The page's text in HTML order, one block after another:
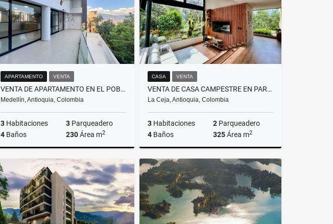
APARTAMENTO VENTA
VENTA DE APARTAMENTO EN EL POBLADO, SECTOR EL TESORO
Medellín, Antioquia, Colombia
3 Habitaciones 3 Parqueadero
4 Baños 230Área m2
Venta
$1.850.000.000
CASA VENTA
VENTA DE CASA CAMPESTRE EN PARCELACION EN LA CEJA, EL CAPIRO
La Ceja, Antioquia, Colombia
3 Habitaciones 2 Parqueadero
4 Baños 325Área m2
Venta
$2.900.000.000